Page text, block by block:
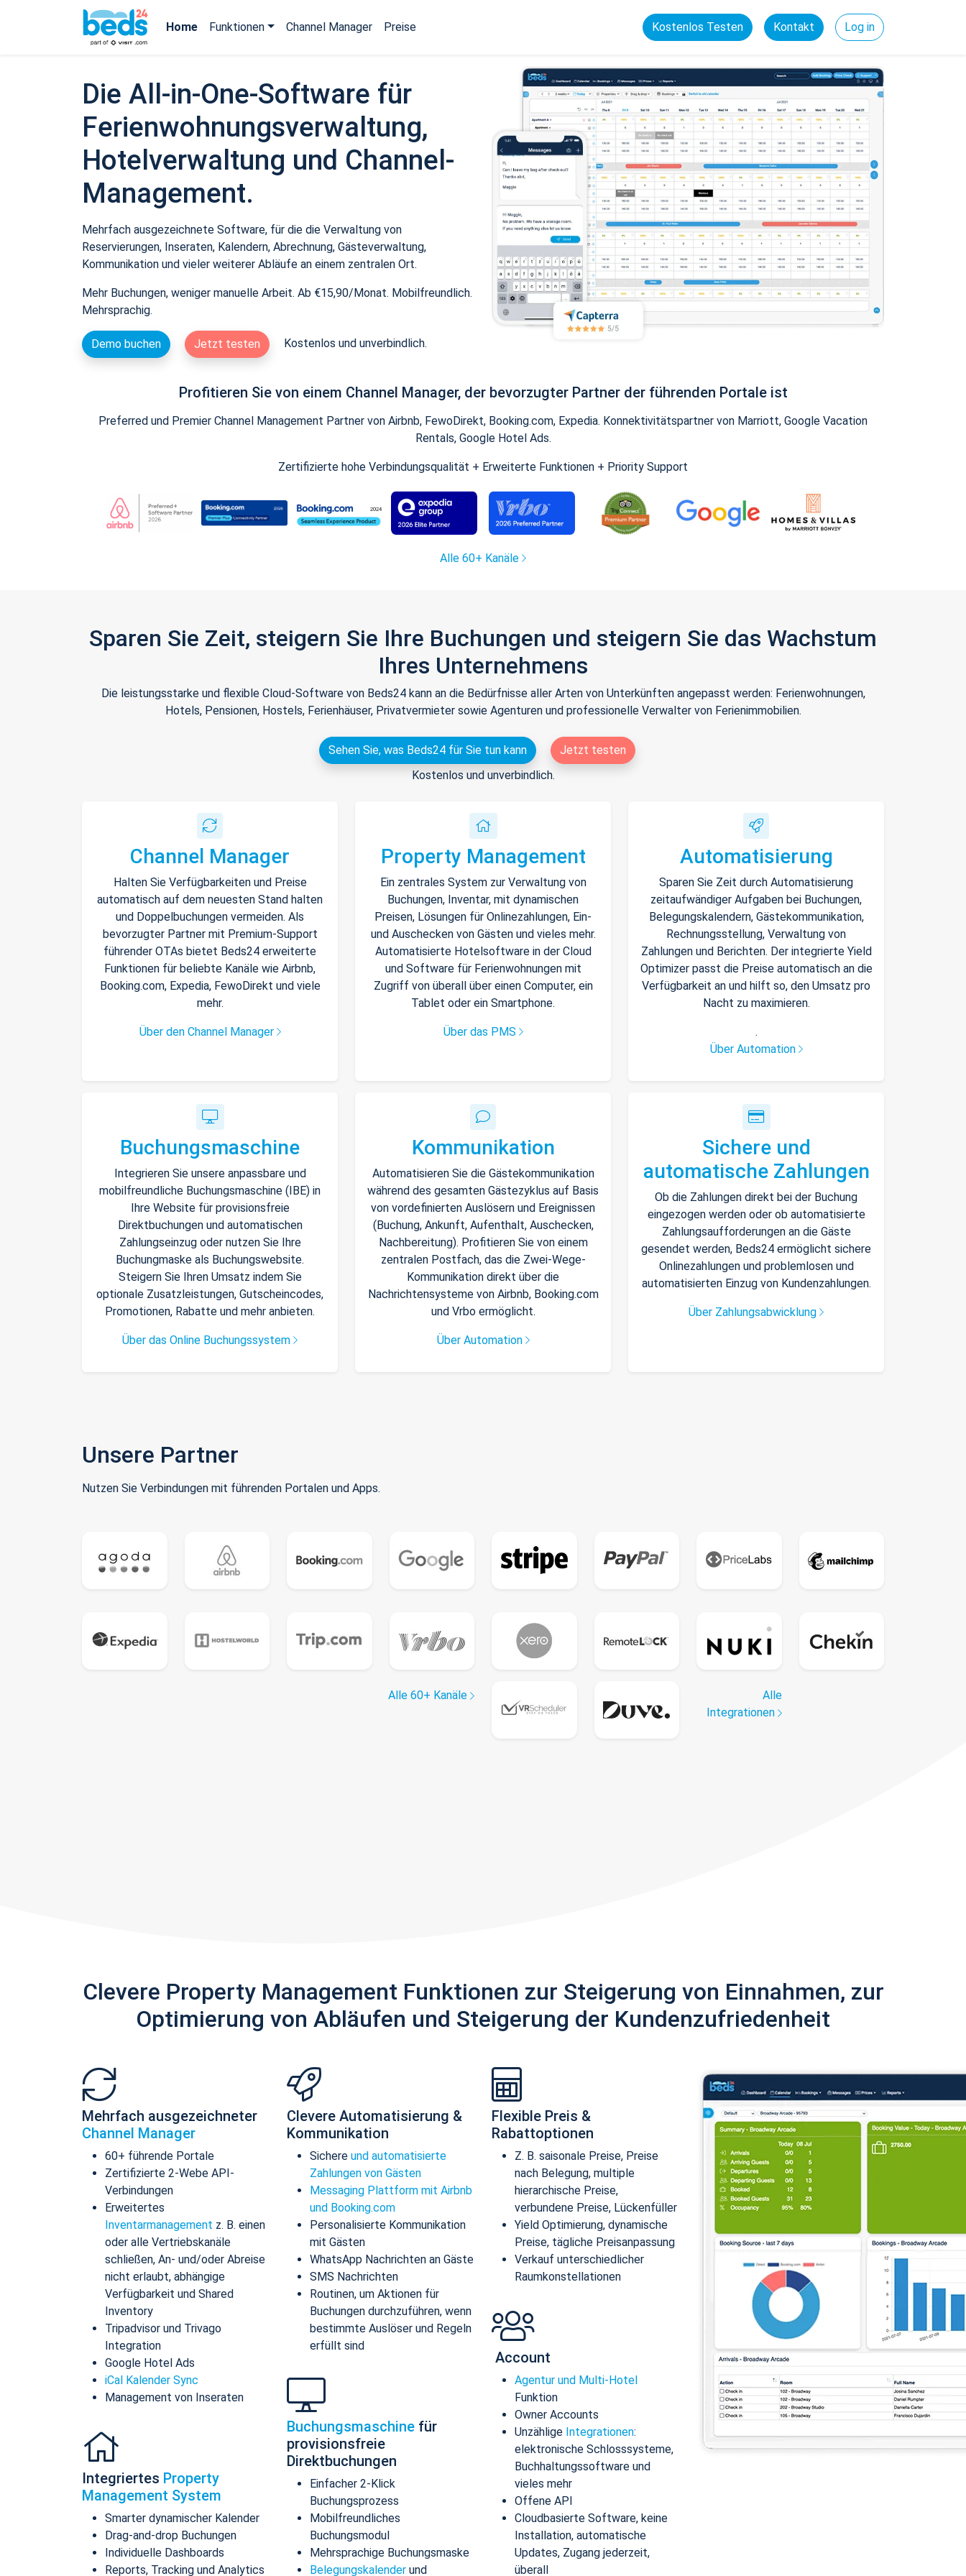
Home Funktionen Channel Manager Preise Kostenlos Testen Kontakt Log in
Die All-in-One-Software für
Ferienwohnungsverwaltung,
Hotelverwaltung und Channel-
Management.
Mehrfach ausgezeichnete Software, für die die Verwaltung von
Reservierungen, Inseraten, Kalendern, Abrechnung, Gästeverwaltung,
Kommunikation und vieler weiterer Abläufe an einem zentralen Ort.
Mehr Buchungen, weniger manuelle Arbeit. Ab €15,90/Monat. Mobilfreundlich.
Mehrsprachig.
Demo buchen Jetzt testen Kostenlos und unverbindlich.
Profitieren Sie von einem Channel Manager, der bevorzugter Partner der führenden Portale ist
Preferred und Premier Channel Management Partner von Airbnb, FewoDirekt, Booking.com, Expedia. Konnektivitätspartner von Marriott, Google Vacation
Rentals, Google Hotel Ads.
Zertifizierte hohe Verbindungsqualität + Erweiterte Funktionen + Priority Support
Alle 60+ Kanäle
Sparen Sie Zeit, steigern Sie Ihre Buchungen und steigern Sie das Wachstum
Ihres Unternehmens
Die leistungsstarke und flexible Cloud-Software von Beds24 kann an die Bedürfnisse aller Arten von Unterkünften angepasst werden: Ferienwohnungen,
Hotels, Pensionen, Hostels, Ferienhäuser, Privatvermieter sowie Agenturen und professionelle Verwalter von Ferienimmobilien.
Sehen Sie, was Beds24 für Sie tun kann
Jetzt testen
Kostenlos und unverbindlich.
Channel Manager
Halten Sie Verfügbarkeiten und Preise
automatisch auf dem neuesten Stand halten
und Doppelbuchungen vermeiden. Als
bevorzugter Partner mit Premium-Support
führender OTAs bietet Beds24 erweiterte
Funktionen für beliebte Kanäle wie Airbnb,
Booking.com, Expedia, FewoDirekt und viele
mehr.
Über den Channel Manager
Property Management
Ein zentrales System zur Verwaltung von
Buchungen, Inventar, mit dynamischen
Preisen, Lösungen für Onlinezahlungen, Ein-
und Auschecken von Gästen und vieles mehr.
Automatisierte Hotelsoftware in der Cloud
und Software für Ferienwohnungen mit
Zugriff von überall über einen Computer, ein
Tablet oder ein Smartphone.
Über das PMS
Automatisierung
Sparen Sie Zeit durch Automatisierung
zeitaufwändiger Aufgaben bei Buchungen,
Belegungskalendern, Gästekommunikation,
Rechnungsstellung, Verwaltung von
Zahlungen und Berichten. Der integrierte Yield
Optimizer passt die Preise automatisch an die
Verfügbarkeit an und hilft so, den Umsatz pro
Nacht zu maximieren.
.
Über Automation
Buchungsmaschine
Integrieren Sie unsere anpassbare und
mobilfreundliche Buchungsmaschine (IBE) in
Ihre Website für provisionsfreie
Direktbuchungen und automatischen
Zahlungseinzug oder nutzen Sie Ihre
Buchungmaske als Buchungswebsite.
Steigern Sie Ihren Umsatz indem Sie
optionale Zusatzleistungen, Gutscheincodes,
Promotionen, Rabatte und mehr anbieten.
Über das Online Buchungssystem
Kommunikation
Automatisieren Sie die Gästekommunikation
während des gesamten Gästezyklus auf Basis
von vordefinierten Auslösern und Ereignissen
(Buchung, Ankunft, Aufenthalt, Auschecken,
Nachbereitung). Profitieren Sie von einem
zentralen Postfach, das die Zwei-Wege-
Kommunikation direkt über die
Nachrichtensysteme von Airbnb, Booking.com
und Vrbo ermöglicht.
Über Automation
Sichere und
automatische Zahlungen
Ob die Zahlungen direkt bei der Buchung
eingezogen werden oder ob automatisierte
Zahlungsaufforderungen an die Gäste
gesendet werden, Beds24 ermöglicht sichere
Onlinezahlungen und problemlosen und
automatisierten Einzug von Kundenzahlungen.
Über Zahlungsabwicklung
Unsere Partner
Nutzen Sie Verbindungen mit führenden Portalen und Apps.
Alle 60+ Kanäle
Alle
Integrationen
Clevere Property Management Funktionen zur Steigerung von Einnahmen, zur
Optimierung von Abläufen und Steigerung der Kundenzufriedenheit
Mehrfach ausgezeichneter
Channel Manager
60+ führende Portale
Zertifizierte 2-Webe API-
Verbindungen
Erweitertes
Inventarmanagement z. B. einen
oder alle Vertriebskanäle
schließen, An- und/oder Abreise
nicht erlaubt, abhängige
Verfügbarkeit und Shared
Inventory
Tripadvisor und Trivago
Integration
Google Hotel Ads
iCal Kalender Sync
Management von Inseraten
Integriertes Property
Management System
Smarter dynamischer Kalender
Drag-and-drop Buchungen
Individuelle Dashboards
Reports, Tracking und Analytics
Clevere Automatisierung &
Kommunikation
Sichere und automatisierte
Zahlungen von Gästen
Messaging Plattform mit Airbnb
und Booking.com
Personalisierte Kommunikation
mit Gästen
WhatsApp Nachrichten an Gäste
SMS Nachrichten
Routinen, um Aktionen für
Buchungen durchzuführen, wenn
bestimmte Auslöser und Regeln
erfüllt sind
Buchungsmaschine für
provisionsfreie
Direktbuchungen
Einfacher 2-Klick
Buchungsprozess
Mobilfreundliches
Buchungsmodul
Mehrsprachige Buchungsmaske
Belegungskalender und
Flexible Preis &
Rabattoptionen
Z. B. saisonale Preise, Preise
nach Belegung, multiple
hierarchische Preise,
verbundene Preise, Lückenfüller
Yield Optimierung, dynamische
Preise, tägliche Preisanpassung
Verkauf unterschiedlicher
Raumkonstellationen
Account
Agentur und Multi-Hotel
Funktion
Owner Accounts
Unzählige Integrationen:
elektronische Schlosssysteme,
Buchhaltungssoftware und
vieles mehr
Offene API
Cloudbasierte Software, keine
Installation, automatische
Updates, Zugang jederzeit,
überall